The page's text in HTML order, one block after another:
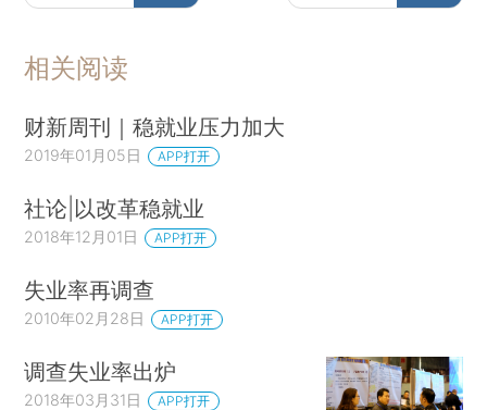
相关阅读
财新周刊｜稳就业压力加大
2019年01月05日 APP打开
社论|以改革稳就业
2018年12月01日 APP打开
失业率再调查
2010年02月28日 APP打开
调查失业率出炉
2018年03月31日 APP打开